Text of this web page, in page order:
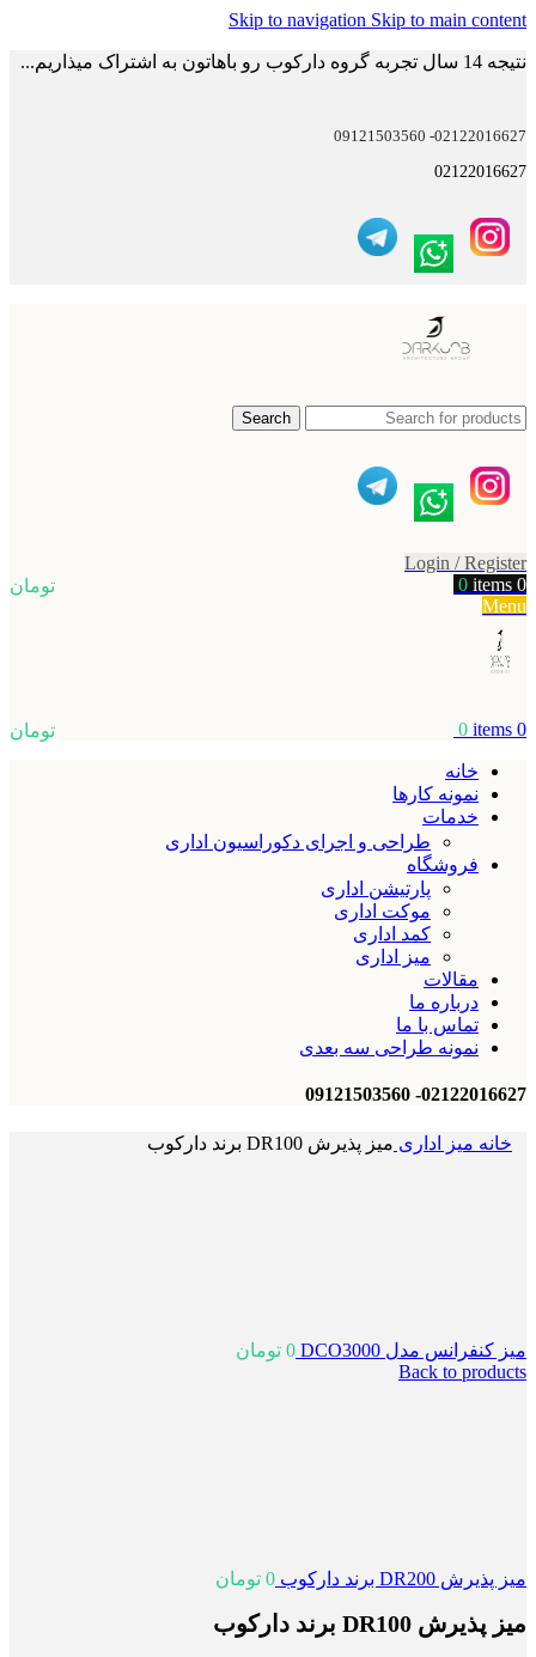
Skip to navigation Skip to main content
نتیجه 14 سال تجربه گروه دارکوب رو باهاتون به اشتراک میذاریم...
02122016627- 09121503560
02122016627
Search
Login / Register
0
items
0
تومان
Menu
0
items
0
تومان
خانه
نمونه کارها
خدمات
طراحی و اجرای دکوراسیون اداری
فروشگاه
پارتیشن اداری
موکت اداری
کمد اداری
میز اداری
مقالات
درباره ما
تماس با ما
نمونه طراحی سه بعدی
02122016627- 09121503560
خانه میز اداری میز پذیرش DR100 برند دارکوب
میز کنفرانس مدل DCO3000 0 تومان
Back to products
میز پذیرش DR200 برند دارکوب 0 تومان
میز پذیرش DR100 برند دارکوب